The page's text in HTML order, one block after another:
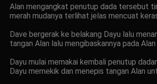
Alan mengangkat penutup dada tersebut
merah mudanya terlihat jelas mencuat
Dave bergerak ke belakang Dayu lalu
tangan Alan lalu mengibaskannya pada
Dayu mulai memakai kembali penutup
Dayu memekik dan menepis tangan Alan